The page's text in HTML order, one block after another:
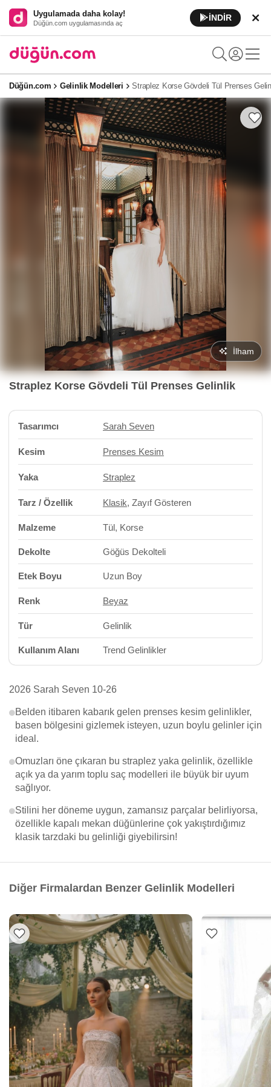
Uygulamada daha kolay!
Düğün.com uygulamasında aç
İNDİR
Düğün.com Gelinlik Modelleri Straplez Korse Gövdeli Tül Prenses
İlham
Straplez Korse Gövdeli Tül Prenses Gelinlik
Tasarımcı Sarah Seven
Kesim Prenses Kesim
Yaka Straplez
Tarz / Özellik Klasik, Zayıf Gösteren
Malzeme Tül, Korse
Dekolte Göğüs Dekolteli
Etek Boyu Uzun Boy
Renk Beyaz
Tür Gelinlik
Kullanım Alanı Trend Gelinlikler
2026 Sarah Seven 10-26
Belden itibaren kabarık gelen prenses kesim gelinlikler,
basen bölgesini gizlemek isteyen, uzun boylu gelinler için
ideal.
Omuzları öne çıkaran bu straplez yaka gelinlik, özellikle
açık ya da yarım toplu saç modelleri ile büyük bir uyum
sağlıyor.
Stilini her döneme uygun, zamansız parçalar belirliyorsa,
özellikle kapalı mekan düğünlerine çok yakıştırdığımız
klasik tarzdaki bu gelinliği giyebilirsin!
Diğer Firmalardan Benzer Gelinlik Modelleri